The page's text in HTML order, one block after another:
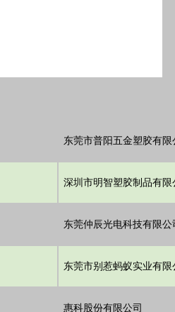
东莞市普阳五金塑胶有限
深圳市明智塑胶制品有限
东莞仲辰光电科技有限公
东莞市别惹蚂蚁实业有限
惠科股份有限公司